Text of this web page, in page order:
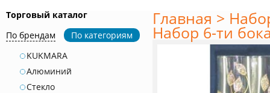
Торговый каталог
По брендам
По категориям
KUKMARA
Алюминий
Стекло
Главная >
Набор 6-ти